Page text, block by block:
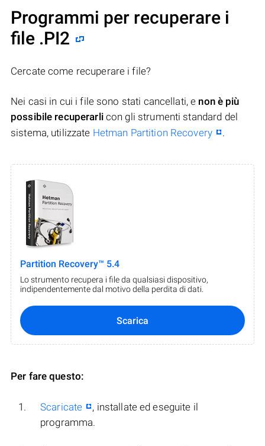
Programmi per recuperare i
file .PI2
Cercate come recuperare i file?
Nei casi in cui i file sono stati cancellati, e non è più
possibile recuperarlicon gli strumenti standard del
sistema, utilizzate Hetman Partition Recovery .
Partition Recovery™ 5.4
Lo strumento recupera i file da qualsiasi dispositivo,
indipendentemente dal motivo della perdita di dati.
Scarica
Per fare questo:
Scaricate
, installate ed eseguite il
programma.